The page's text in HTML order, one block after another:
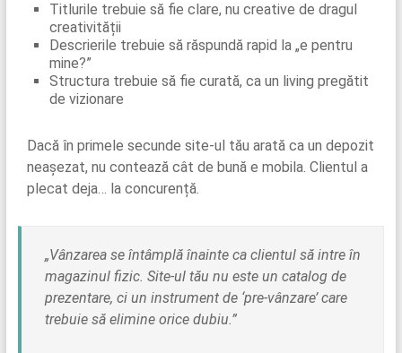
Titlurile trebuie să fie clare, nu creative de dragul
creativității
Descrierile trebuie să răspundă rapid la „e pentru
mine?”
Structura trebuie să fie curată, ca un living pregătit
de vizionare
Dacă în primele secunde site-ul tău arată ca un depozit
neașezat, nu contează cât de bună e mobila. Clientul a
plecat deja… la concurență.
„Vânzarea se întâmplă înainte ca clientul să intre în
magazinul fizic. Site-ul tău nu este un catalog de
prezentare, ci un instrument de ‘pre-vânzare’ care
trebuie să elimine orice dubiu.”